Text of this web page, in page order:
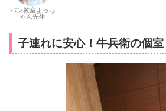
パン教室よっち
ゃん先生
子連れに安心！牛兵衛の個室